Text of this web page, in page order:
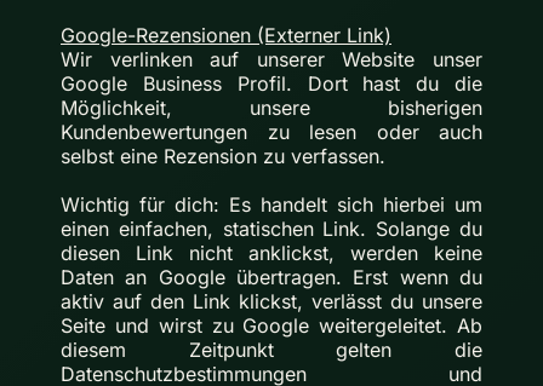
Google-Rezensionen (Externer Link)
Wir verlinken auf unserer Website unser
Google Business Profil. Dort hast du die
Möglichkeit, unsere bisherigen
Kundenbewertungen zu lesen oder auch
selbst eine Rezension zu verfassen.
Wichtig für dich: Es handelt sich hierbei um
einen einfachen, statischen Link. Solange du
diesen Link nicht anklickst, werden keine
Daten an Google übertragen. Erst wenn du
aktiv auf den Link klickst, verlässt du unsere
Seite und wirst zu Google weitergeleitet. Ab
diesem Zeitpunkt gelten die
Datenschutzbestimmungen und